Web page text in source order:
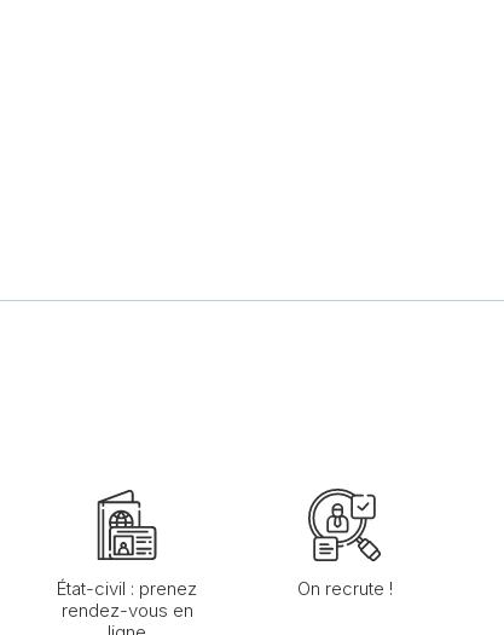
État-civil : prenez
rendez-vous en
On recrute !